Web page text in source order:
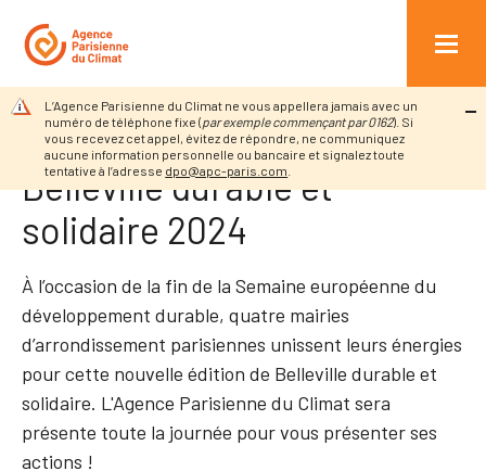
contenu
L’Agence Parisienne du Climat ne vous appellera jamais avec un
numéro de téléphone fixe (par exemple commençant par 0162). Si
vous recevez cet appel, évitez de répondre, ne communiquez
aucune information personnelle ou bancaire et signalez toute
tentative à l’adresse dpo@apc-paris.com
INFOS PRATIQUES
Retour à l’accueil Agenda Belleville durable et solidaire 2024
Belleville durable et
solidaire 2024
À l’occasion de la fin de la Semaine européenne du
développement durable, quatre mairies
d’arrondissement parisiennes unissent leurs énergies
pour cette nouvelle édition de Belleville durable et
solidaire. L'Agence Parisienne du Climat sera
présente toute la journée pour vous présenter ses
actions !